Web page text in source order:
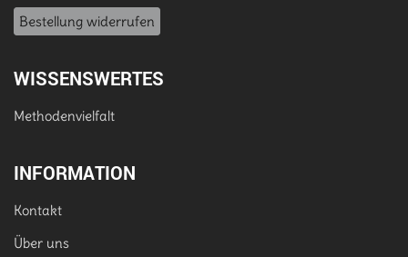
Bestellung widerrufen
WISSENSWERTES
Methodenvielfalt
INFORMATION
Kontakt
Über uns